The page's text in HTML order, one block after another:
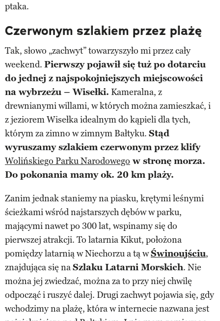
ptaka.
Czerwonym szlakiem przez plażę
Tak, słowo „zachwyt” towarzyszyło mi przez cały
weekend. Pierwszy pojawił się tuż po dotarciu
do jednej z najspokojniejszych miejscowości
na wybrzeżu – Wisełki. Kameralna, z
drewnianymi willami, w których można zamieszkać, i
z jeziorem Wisełka idealnym do kąpieli dla tych,
którym za zimno w zimnym Bałtyku. Stąd
wyruszamy szlakiem czerwonym przez klify
Wolińskiego Parku Narodowego w stronę morza.
Do pokonania mamy ok. 20 km plaży.
Zanim jednak staniemy na piasku, krętymi leśnymi
ścieżkami wśród najstarszych dębów w parku,
mającymi nawet po 300 lat, wspinamy się do
pierwszej atrakcji. To latarnia Kikut, położona
pomiędzy latarnią w Niechorzu a tą wŚwinoujściu,
znajdująca się naSzlaku Latarni Morskich. Nie
można jej zwiedzać, można za to przy niej chwilę
odpocząć i ruszyć dalej. Drugi zachwyt pojawia się, gdy
wchodzimy na plażę, która w internecie nazwana jest